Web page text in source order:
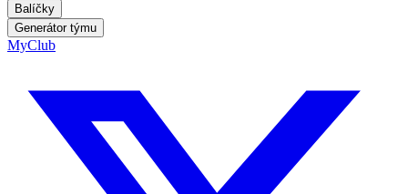
Balíčky
Generátor týmu
MyClub